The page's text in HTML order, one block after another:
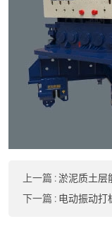
上一篇 :淤泥质土层
下一篇 : 电动振动打